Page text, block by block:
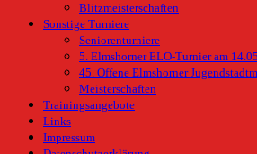
Blitzmeisterschaften
Sonstige Turniere
Seniorenturniere
5. Elmshorner ELO-Turnier am
45. Offene Elmshorner
Meisterschaften
Trainingsangebote
Links
Impressum